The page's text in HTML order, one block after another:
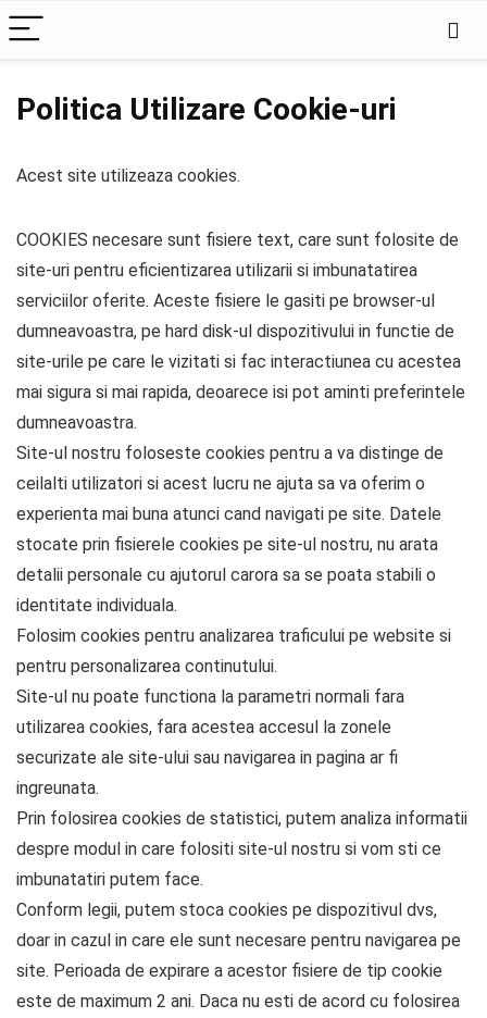
Politica Utilizare Cookie-uri
Acest site utilizeaza cookies.
COOKIES necesare sunt fisiere text, care sunt folosite de
site-uri pentru eficientizarea utilizarii si imbunatatirea
serviciilor oferite. Aceste fisiere le gasiti pe browser-ul
dumneavoastra, pe hard disk-ul dispozitivului in functie de
site-urile pe care le vizitati si fac interactiunea cu acestea
mai sigura si mai rapida, deoarece isi pot aminti preferintele
dumneavoastra.
Site-ul nostru foloseste cookies pentru a va distinge de
ceilalti utilizatori si acest lucru ne ajuta sa va oferim o
experienta mai buna atunci cand navigati pe site. Datele
stocate prin fisierele cookies pe site-ul nostru, nu arata
detalii personale cu ajutorul carora sa se poata stabili o
identitate individuala.
Folosim cookies pentru analizarea traficului pe website si
pentru personalizarea continutului.
Site-ul nu poate functiona la parametri normali fara
utilizarea cookies, fara acestea accesul la zonele
securizate ale site-ului sau navigarea in pagina ar fi
ingreunata.
Prin folosirea cookies de statistici, putem analiza informatii
despre modul in care folositi site-ul nostru si vom sti ce
imbunatatiri putem face.
Conform legii, putem stoca cookies pe dispozitivul dvs,
doar in cazul in care ele sunt necesare pentru navigarea pe
site. Perioada de expirare a acestor fisiere de tip cookie
este de maximum 2 ani. Daca nu esti de acord cu folosirea